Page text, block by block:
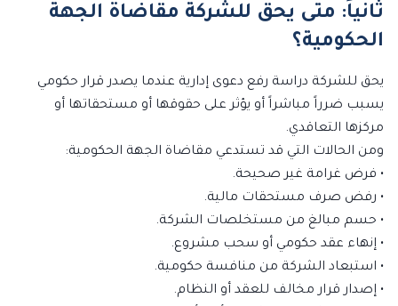
ثانياً: متى يحق للشركة مقاضاة الجهة
الحكومية؟
يحق للشركة دراسة رفع دعوى إدارية عندما يصدر قرار حكومي
يسبب ضرراً مباشراً أو يؤثر على حقوقها أو مستحقاتها أو
مركزها التعاقدي.
ومن الحالات التي قد تستدعي مقاضاة الجهة الحكومية:
• فرض غرامة غير صحيحة.
• رفض صرف مستحقات مالية.
• حسم مبالغ من مستخلصات الشركة.
• إنهاء عقد حكومي أو سحب مشروع.
• استبعاد الشركة من منافسة حكومية.
• إصدار قرار مخالف للعقد أو النظام.